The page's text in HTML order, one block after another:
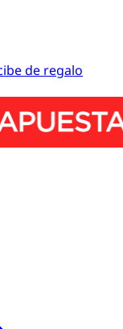
de regalo